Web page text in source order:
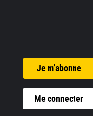
Je m’abonne
Me connecter